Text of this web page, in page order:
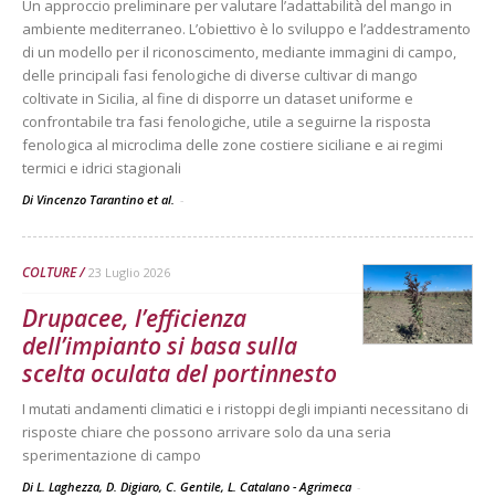
Un approccio preliminare per valutare l’adattabilità del mango in
ambiente mediterraneo. L’obiettivo è lo sviluppo e l’addestramento
di un modello per il riconoscimento, mediante immagini di campo,
delle principali fasi fenologiche di diverse cultivar di mango
coltivate in Sicilia, al fine di disporre un dataset uniforme e
confrontabile tra fasi fenologiche, utile a seguirne la risposta
fenologica al microclima delle zone costiere siciliane e ai regimi
termici e idrici stagionali
Di Vincenzo Tarantino et al. -
COLTURE 23 Luglio 2026
Drupacee, l’efficienza
dell’impianto si basa sulla
scelta oculata del portinnesto
I mutati andamenti climatici e i ristoppi degli impianti necessitano di
risposte chiare che possono arrivare solo da una seria
sperimentazione di campo
Di L. Laghezza, D. Digiaro, C. Gentile, L. Catalano - Agrimeca -